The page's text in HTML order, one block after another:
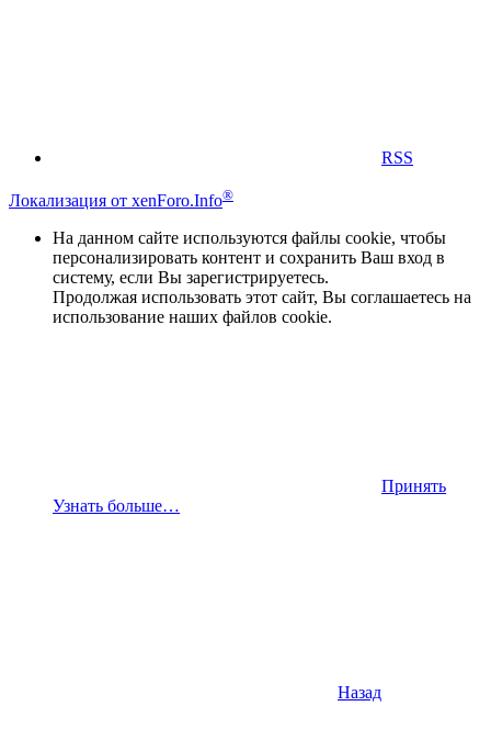
RSS
Локализация от xenForo.Info®
На данном сайте используются файлы cookie, чтобы
персонализировать контент и сохранить Ваш вход в
систему, если Вы зарегистрируетесь.
Продолжая использовать этот сайт, Вы соглашаетесь на
использование наших файлов cookie.
Принять
Узнать больше…
Назад